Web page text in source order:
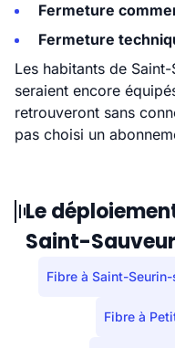
Fermeture
Fermeture
Les habitants de
seraient encore
retrouveront sans
pas choisi un
Le
Saint-
Fibre à Saint-
Fibre à